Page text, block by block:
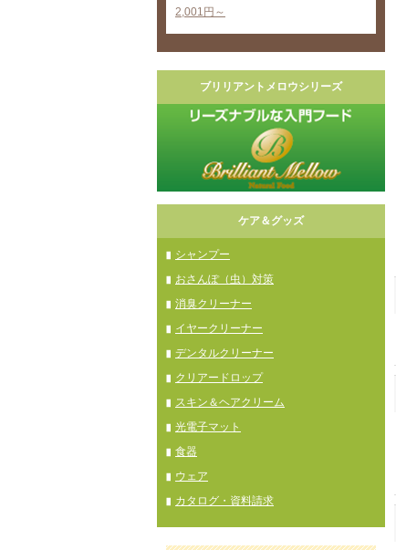
2,001円～
ブリリアントメロウシリーズ
ケア＆グッズ
シャンプー
おさんぽ（虫）対策
消臭クリーナー
イヤークリーナー
デンタルクリーナー
クリアードロップ
スキン＆ヘアクリーム
光電子マット
食器
ウェア
カタログ・資料請求